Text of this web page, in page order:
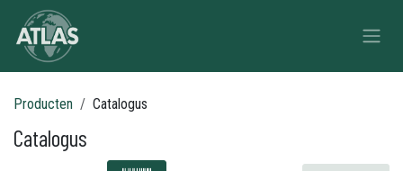
Overslaan naar inhoud
Producten Catalogus
Catalogus